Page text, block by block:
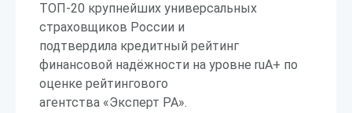
ТОП-20 крупнейших универсальных
страховщиков России и
подтвердила кредитный рейтинг
финансовой надёжности на уровне ruА+ по
оценке рейтингового
агентства «Эксперт РА».